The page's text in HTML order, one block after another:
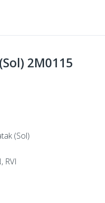
2M0115
(Sol)
RVI